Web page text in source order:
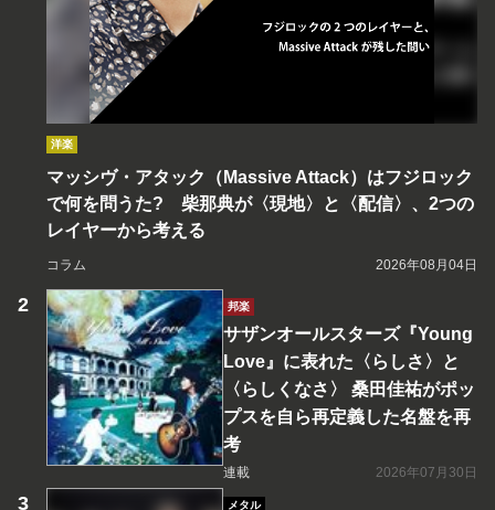
洋楽
マッシヴ・アタック（Massive Attack）はフジロック
で何を問うた? 柴那典が〈現地〉と〈配信〉、2つの
レイヤーから考える
コラム 2026年08月04日
邦楽
サザンオールスターズ『Young
Love』に表れた〈らしさ〉と
〈らしくなさ〉 桑田佳祐がポッ
プスを自ら再定義した名盤を再
考
連載 2026年07月30日
メタル